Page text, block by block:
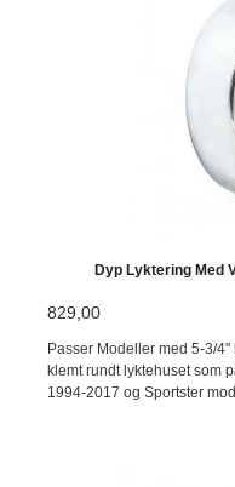
Dyp Lyktering Med
829,00
Passer Modeller med 5-3/
klemt rundt lyktehuset som
1994-2017 og Sportster